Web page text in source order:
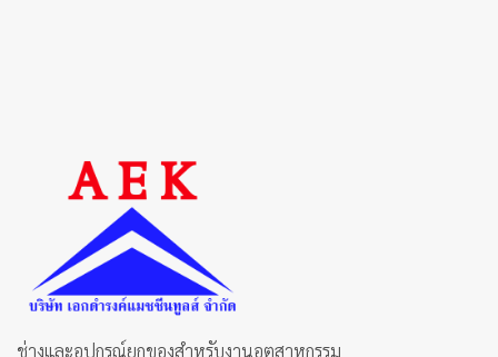
ช่างและอุปกรณ์ยกของสำหรับงานอุตสาหกรรม